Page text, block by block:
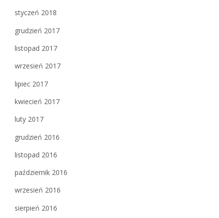
styczeń 2018
grudzień 2017
listopad 2017
wrzesień 2017
lipiec 2017
kwiecień 2017
luty 2017
grudzień 2016
listopad 2016
październik 2016
wrzesień 2016
sierpień 2016